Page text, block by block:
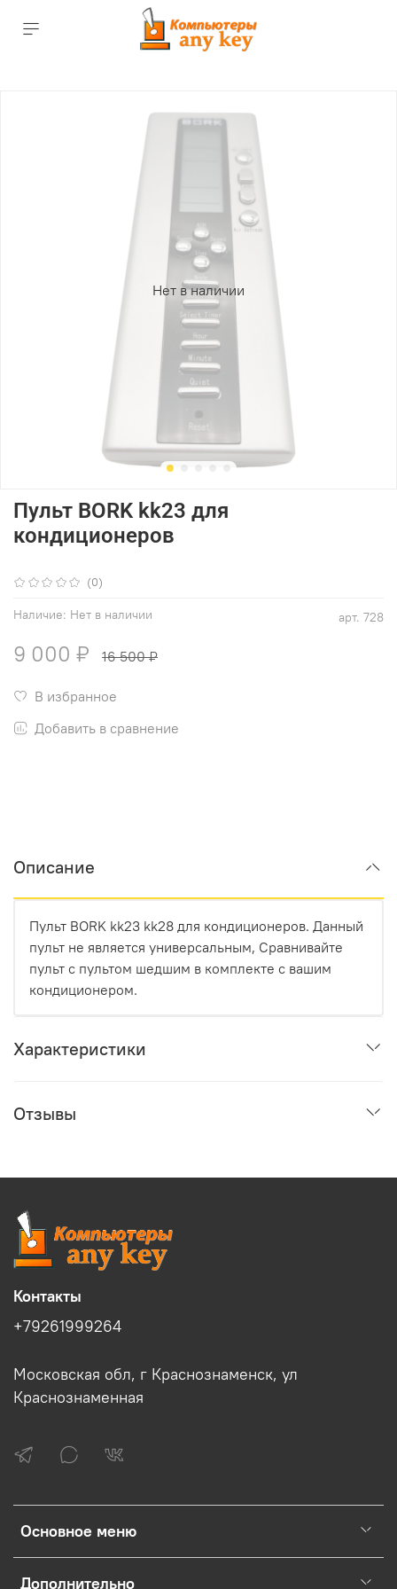
Нет в наличии
(0)
арт. 728
Наличие: Нет в наличии
Пульт BORK kk23 для
кондиционеров
9 000 ₽ 16 500 ₽
В избранное
Добавить в сравнение
Описание
Пульт BORK kk23 kk28 для кондиционеров. Данный
пульт не является универсальным, Сравнивайте
пульт с пультом шедшим в комплекте с вашим
кондиционером.
Характеристики
Отзывы
Основное меню
Дополнительно
Контакты
+79261999264
Московская обл, г Краснознаменск, ул
Краснознаменная